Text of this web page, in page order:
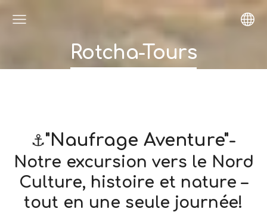
Rotcha-Tours
⚓"Naufrage Aventure"-
Notre excursion vers le Nord
Culture, histoire et nature –
tout en une seule journée!